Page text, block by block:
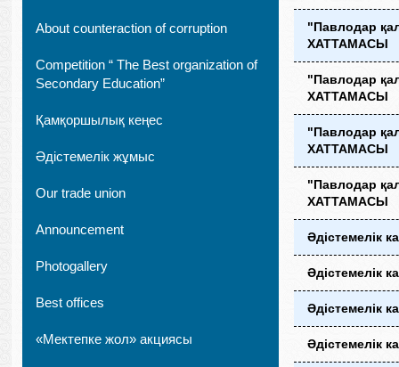
About counteraction of corruption
Competition “ The Best organization of
Secondary Education”
Қамқоршылық кеңес
Әдістемелік жұмыс
Our trade union
Announcement
Photogallery
Best offices
«Мектепке жол» акциясы
"Павлодар
ХАТТАМАСЫ
"Павлодар
ХАТТАМАСЫ
"Павлодар
ХАТТАМАСЫ
"Павлодар
ХАТТАМАСЫ
Әдістемелік
Әдістемелік
Әдістемелік
Әдістемелік